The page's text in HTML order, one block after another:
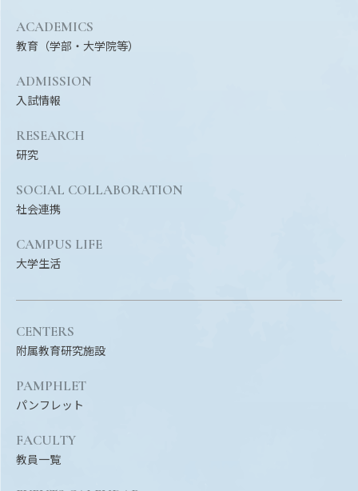
ACADEMICS
教育（学部・大学院等）
ADMISSION
入試情報
RESEARCH
研究
SOCIAL COLLABORATION
社会連携
CAMPUS LIFE
大学生活
CENTERS
附属教育研究施設
PAMPHLET
パンフレット
FACULTY
教員一覧